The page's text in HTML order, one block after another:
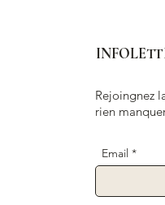
Rejoingnez
rien
Email